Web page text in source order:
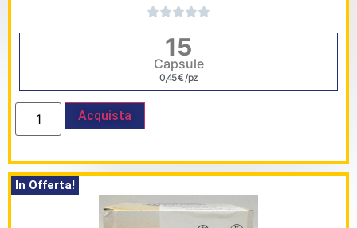
15
Capsule
0,45€/ pz
Acquista
In Offerta!